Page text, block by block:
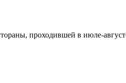
проходившей в июле-